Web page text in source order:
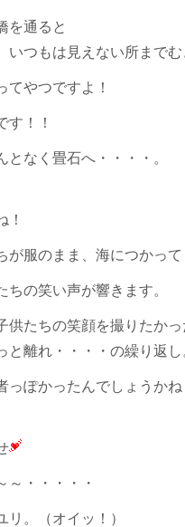
を通ると
いつもは見えない所まで
てやつですよ！
す！！
なく畳石へ・・・・。
！
が服のまま、海につかっ
の笑い声が響きます。
供たちの笑顔を撮りたか
と離れ・・・・の繰り返し
っぽかったんでしょうか
～・・・・・
。（オイッ！）